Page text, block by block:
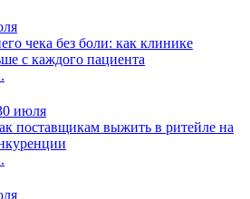
чека без боли: как клинике
с каждого пациента
июля
поставщикам выжить в ритейле на